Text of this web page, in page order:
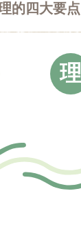
的四大要点
理